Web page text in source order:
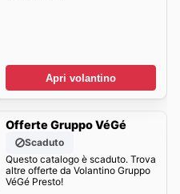
Apri volantino
Offerte Gruppo VéGé
Scaduto
Questo catalogo è scaduto. Trova
altre offerte da Volantino Gruppo
VéGé Presto!